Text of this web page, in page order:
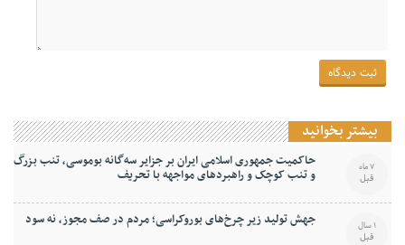
بیشتر بخوانید
حاکمیت جمهوری اسلامی ایران بر جزایر سه‌گانه بوموسی، تنب بزرگ
و‌ تنب کوچک و راهبردهای مواجهه با تحریف 7 ماه
قبل
جهش تولید زیر چرخ‌های بوروکراسی؛ مردم در صف مجوز، نه سود 1 سال
قبل